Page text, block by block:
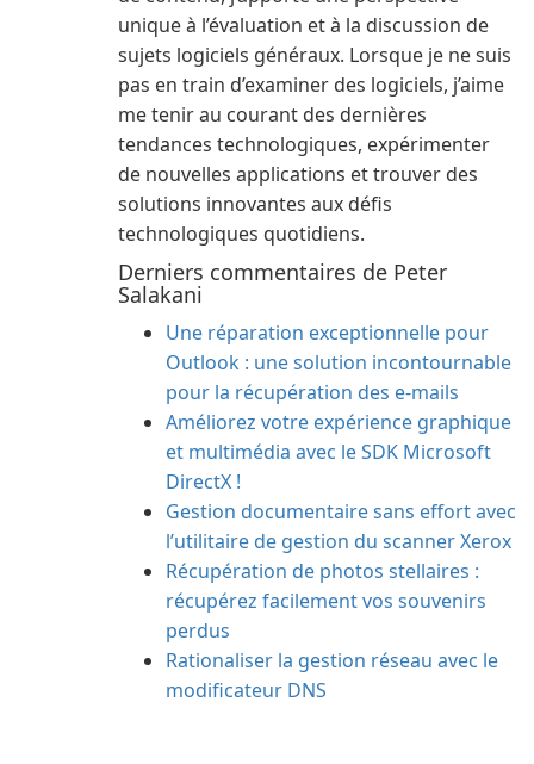
unique à l’évaluation et à la discussion de
sujets logiciels généraux. Lorsque je ne suis
pas en train d’examiner des logiciels, j’aime
me tenir au courant des dernières
tendances technologiques, expérimenter
de nouvelles applications et trouver des
solutions innovantes aux défis
technologiques quotidiens.
Derniers commentaires de Peter
Salakani
Une réparation exceptionnelle pour
Outlook : une solution incontournable
pour la récupération des e-mails
Améliorez votre expérience graphique
et multimédia avec le SDK Microsoft
DirectX !
Gestion documentaire sans effort avec
l’utilitaire de gestion du scanner Xerox
Récupération de photos stellaires :
récupérez facilement vos souvenirs
perdus
Rationaliser la gestion réseau avec le
modificateur DNS